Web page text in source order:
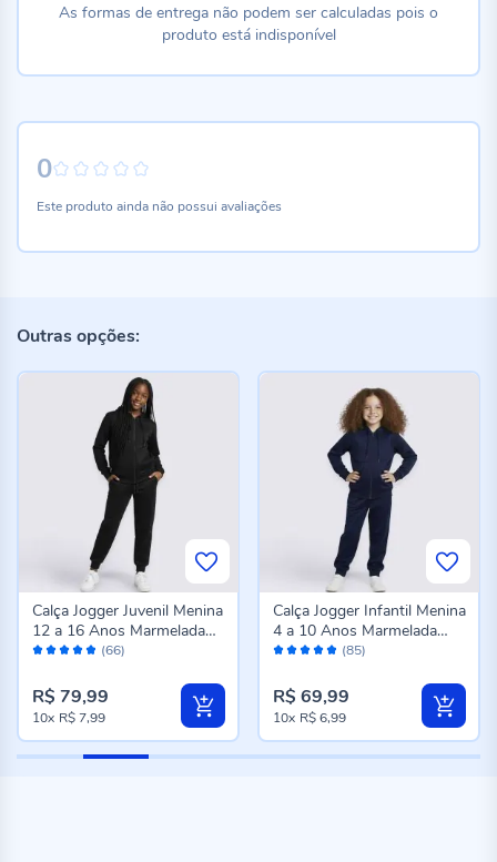
0
Este produto ainda não possui avaliações
As formas de entrega não podem ser calculadas pois o
produto está indisponível
Outras opções:
Avaliação: (66)
Calça Jogger Juvenil Menina
12 a 16 Anos Marmelada
Preto
R$ 79,99
10x R$ 7,99
Avaliação: (85)
Calça Jogger Infantil Menina
4 a 10 Anos Marmelada
Marinho
R$ 69,99
10x R$ 6,99